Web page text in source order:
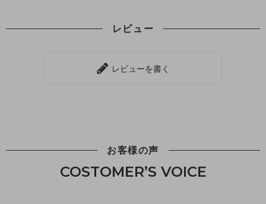
レビュー
レビューを書く
お客様の声
COSTOMER’S VOICE